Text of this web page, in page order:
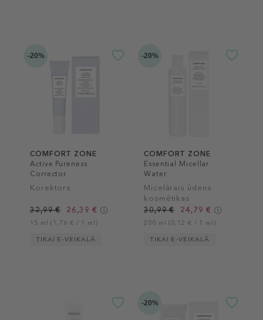
-20%
COMFORT ZONE
Active Pureness
Corrector
Korektors
32,99 € 26,39 €
15 ml (1,76 € / 1 ml)
TIKAI E-VEIKALĀ
-20%
COMFORT ZONE
Essential Micellar
Water
Micelārais ūdens
kosmētikas
noņemšanai
30,99 € 24,79 €
200 ml (0,12 € / 1 ml)
TIKAI E-VEIKALĀ
-20%